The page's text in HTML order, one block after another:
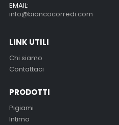
EMAIL:
info@biancocorredi.com
LINK UTILI
Chi siamo
Contattaci
PRODOTTI
Pigiami
Intimo